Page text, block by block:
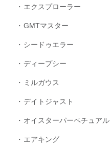
エクスプローラー
GMTマスター
シードゥエラー
ディープシー
ミルガウス
デイトジャスト
オイスターパーペチュアル
エアキング